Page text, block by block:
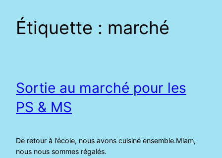
Étiquette : marché
Sortie au marché pour les
PS & MS
De retour à l’école, nous avons cuisiné ensemble.Miam,
nous nous sommes régalés.